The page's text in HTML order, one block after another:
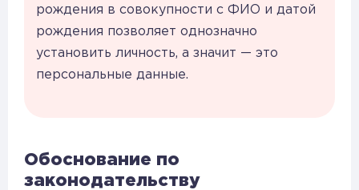
рождения в совокупности с ФИО и датой
рождения позволяет однозначно
установить личность, а значит — это
персональные данные.
Обоснование по
законодательству